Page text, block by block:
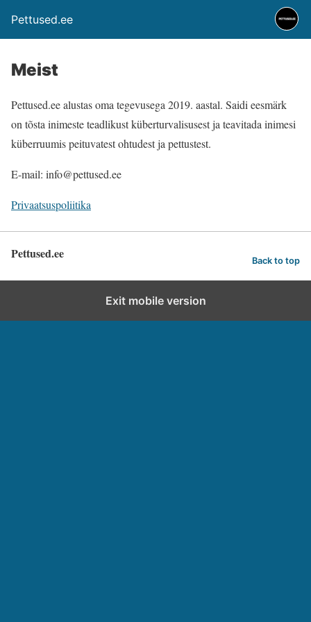
Pettused.ee
Meist
Pettused.ee alustas oma tegevusega 2019. aastal. Saidi eesmärk
on tõsta inimeste teadlikust küberturvalisusest ja teavitada inimesi
küberruumis peituvatest ohtudest ja pettustest.
E-mail: info@pettused.ee
Privaatsuspoliitika
Pettused.ee Back to top
Exit mobile version